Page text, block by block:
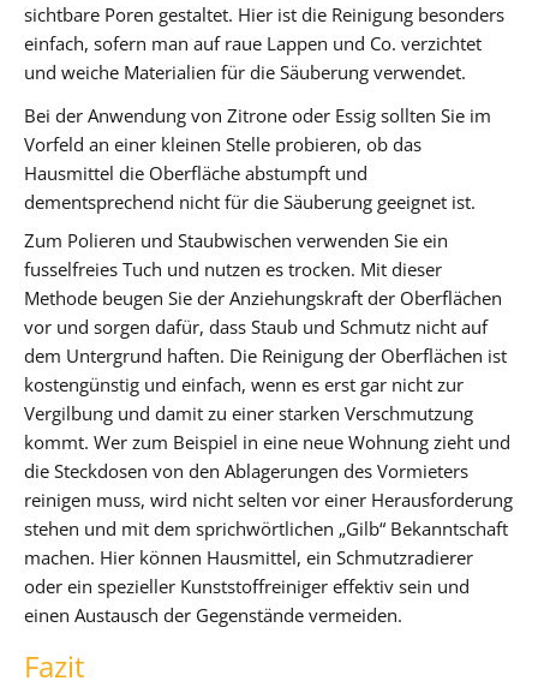
sichtbare Poren gestaltet. Hier ist die Reinigung besonders
einfach, sofern man auf raue Lappen und Co. verzichtet
und weiche Materialien für die Säuberung verwendet.
Bei der Anwendung von Zitrone oder Essig sollten Sie im
Vorfeld an einer kleinen Stelle probieren, ob das
Hausmittel die Oberfläche abstumpft und
dementsprechend nicht für die Säuberung geeignet ist.
Zum Polieren und Staubwischen verwenden Sie ein
fusselfreies Tuch und nutzen es trocken. Mit dieser
Methode beugen Sie der Anziehungskraft der Oberflächen
vor und sorgen dafür, dass Staub und Schmutz nicht auf
dem Untergrund haften. Die Reinigung der Oberflächen ist
kostengünstig und einfach, wenn es erst gar nicht zur
Vergilbung und damit zu einer starken Verschmutzung
kommt. Wer zum Beispiel in eine neue Wohnung zieht und
die Steckdosen von den Ablagerungen des Vormieters
reinigen muss, wird nicht selten vor einer Herausforderung
stehen und mit dem sprichwörtlichen „Gilb“ Bekanntschaft
machen. Hier können Hausmittel, ein Schmutzradierer
oder ein spezieller Kunststoffreiniger effektiv sein und
einen Austausch der Gegenstände vermeiden.
Fazit